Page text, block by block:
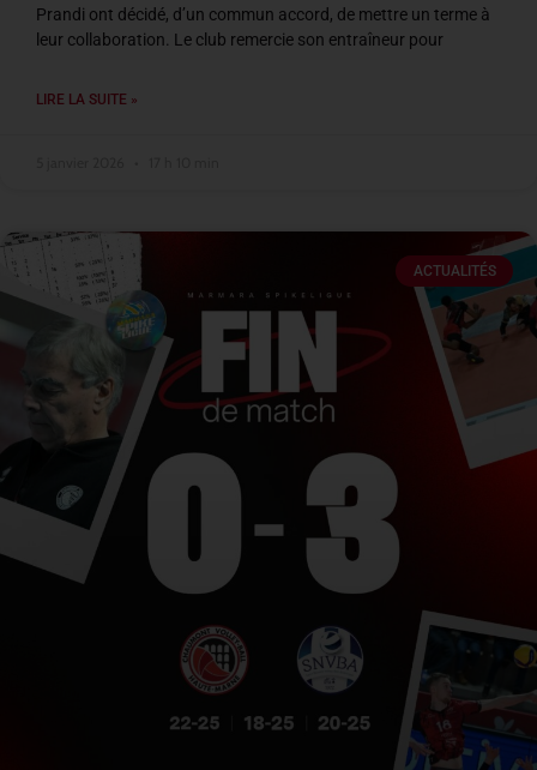
Prandi ont décidé, d’un commun accord, de mettre un terme à
leur collaboration. Le club remercie son entraîneur pour
LIRE LA SUITE »
ACTUALITÉS